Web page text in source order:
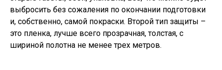
выбросить без сожаления по окончании подготовки
и, собственно, самой покраски. Второй тип защиты –
это пленка, лучше всего прозрачная, толстая, с
шириной полотна не менее трех метров.